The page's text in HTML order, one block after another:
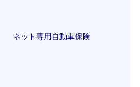
ネット専用自動車保険